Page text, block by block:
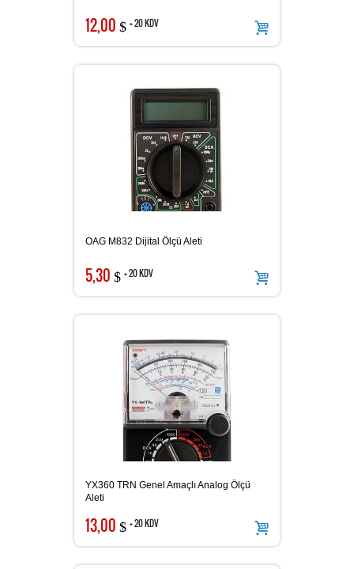
12,00 $ + 20 KDV
OAG M832 Dijital Ölçü Aleti
5,30 $ + 20 KDV
YX360 TRN Genel Amaçlı Analog Ölçü
Aleti
13,00 $ + 20 KDV